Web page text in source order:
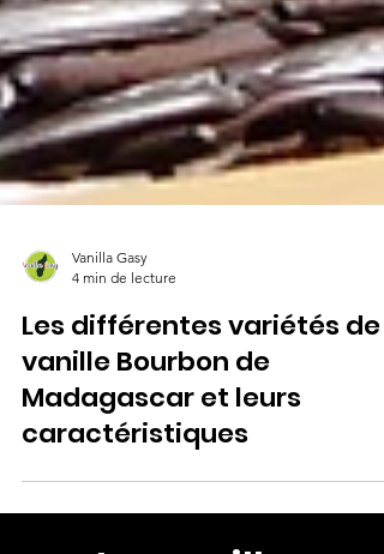
4 min de lecture
Les différentes variétés de
vanille Bourbon de
Madagascar et leurs
caractéristiques